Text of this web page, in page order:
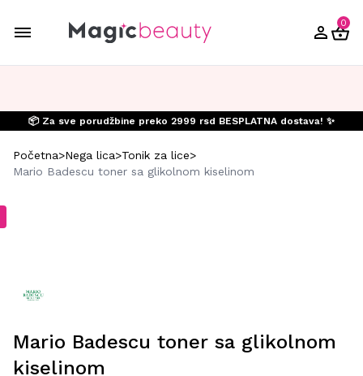
0
📦 Za sve porudžbine preko 2999 rsd BESPLATNA dostava! ✨
Početna>Nega lica>Tonik za lice>
Mario Badescu toner sa glikolnom kiselinom
Mario Badescu toner sa glikolnom
kiselinom